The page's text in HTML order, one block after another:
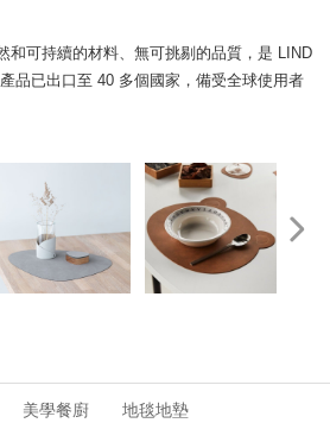
和可持續的材料、無可挑剔的品質，是 LIND
品已出口至 40 多個國家，備受全球使用者
美學餐廚 地毯地墊